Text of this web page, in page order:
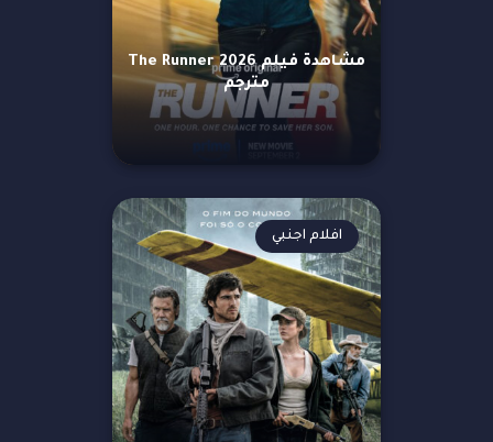
مشاهدة فيلم The Runner 2026
مترجم
افلام اجنبي